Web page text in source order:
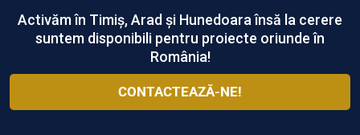
Activăm în Timiș, Arad și Hunedoara însă la cerere
suntem disponibili pentru proiecte oriunde în
România!
CONTACTEAZĂ-NE!